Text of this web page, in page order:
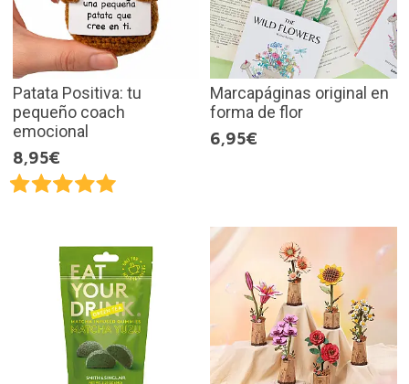
Patata Positiva: tu
pequeño coach
emocional
8,95€
Marcapáginas original en
forma de flor
6,95€